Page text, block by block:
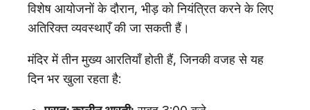
विशेष आयोजनों के दौरान, भीड़ को नियंत्रित करने के लिए
अतिरिक्त व्यवस्थाएँ की जा सकती हैं।
मंदिर में तीन मुख्य आरतियाँ होती हैं, जिनकी वजह से यह
दिन भर खुला रहता है: